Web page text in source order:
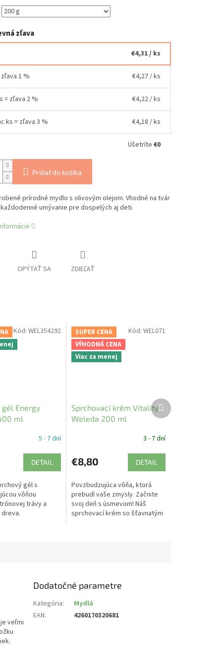
zľava
€4,31/ ks
1 % €4,27/ ks
= zľava 2 % €4,22/ ks
ks = zľava 3 % €4,18 / ks
Ušetríte €0
Pridať do košíka
prírodné mydlo s olivovým olejom. Vhodné na tvár
umývanie pre dospelých aj deti.
OPÝTAŤ SA ZDIEĽAŤ
gél Energy
ml
5 - 7 dní
DETAIL
gél s
vôňou
trávy a
Kód:WEL354292
SUPER CENA
VÝHODNÁ CENA
Viac za menej
Sprchovací krém Vitality
Weleda 200 ml
3 - 7 dní
€8,80 DETAIL
Povzbudzujúca vôňa, ktorá
prebudí vaše zmysly. Začnite
svoj deň s úsmevom! Náš
sprchovací krém so šťavnatým
Kód: WEL071
Ďalší
produkt
veľmi
Dodatočné parametre
Kategória:
Mydlá
EAN: 4260170320681